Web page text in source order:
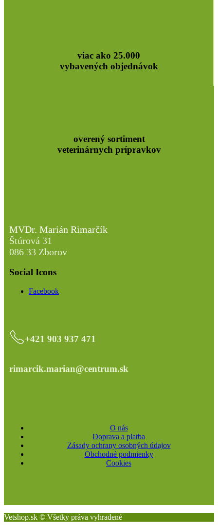
viac ako 25.000
vybavených objednávok
overený sortiment
veterinárnych prípravkov
MVDr. Marián Rimarčík
Štúrová 31
086 33 Zborov
Social Icons
Facebook
+421 903 937 471
rimarcik.marian@centrum.sk
O nás
Doprava a platba
Zásady ochrany osobných údajov
Obchodné podmienky
Cookies
Vetshop.sk © Všetky práva vyhradené